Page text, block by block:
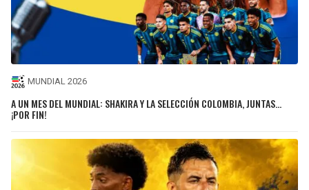
MUNDIAL 2026
A UN MES DEL MUNDIAL: SHAKIRA Y LA SELECCIÓN COLOMBIA, JUNTAS…
¡POR FIN!